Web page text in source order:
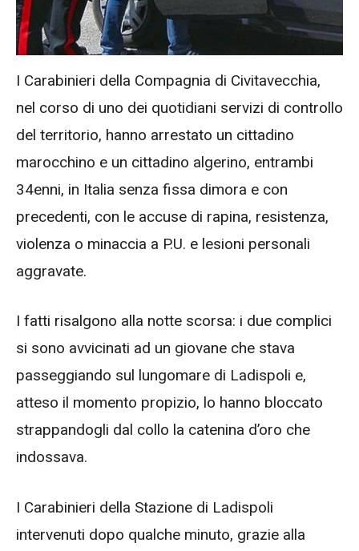
I Carabinieri della Compagnia di Civitavecchia,
nel corso di uno dei quotidiani servizi di controllo
del territorio, hanno arrestato un cittadino
marocchino e un cittadino algerino, entrambi
34enni, in Italia senza fissa dimora e con
precedenti, con le accuse di rapina, resistenza,
violenza o minaccia a P.U. e lesioni personali
aggravate.
I fatti risalgono alla notte scorsa: i due complici
si sono avvicinati ad un giovane che stava
passeggiando sul lungomare di Ladispoli e,
atteso il momento propizio, lo hanno bloccato
strappandogli dal collo la catenina d’oro che
indossava.
I Carabinieri della Stazione di Ladispoli
intervenuti dopo qualche minuto, grazie alla